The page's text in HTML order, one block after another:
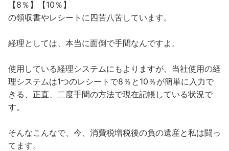
【8％】【10％】
の領収書やレシートに四苦八苦しています。
経理としては、本当に面倒で手間なんですよ。
使用している経理システムにもよりますが、当社使用の経
理システムは1つのレシートで8％と10％が簡単に入力で
きる、正直、二度手間の方法で現在記帳している状況で
す。
そんなこんなで、今、消費税増税後の負の遺産と私は闘っ
てます。